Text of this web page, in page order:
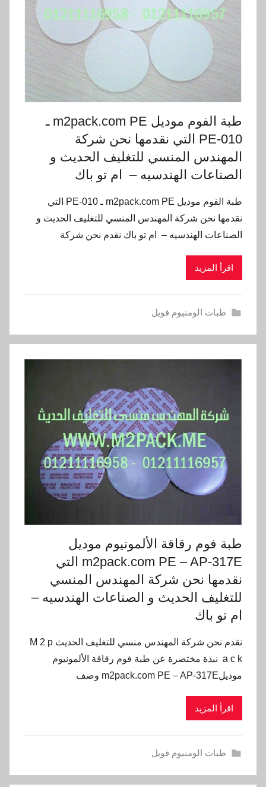
طبة الفوم موديل m2pack.com PE ـ
PE-010 التي نقدمها نحن شركة
المهندس المنسي للتغليف الحديث و
الصناعات الهندسيه – ام تو باك
طبة الفوم موديل m2pack.com PE ـ PE-010 التي
نقدمها نحن شركة المهندس المنسي للتغليف الحديث و
الصناعات الهندسيه – ام تو باك نقدم نحن شركة
اقرأ المزيد
طبات الومنيوم فويل
طبة فوم رقاقة الألمونيوم موديل
m2pack.com PE – AP-317E التي
نقدمها نحن شركة المهندس المنسي
للتغليف الحديث و الصناعات الهندسيه –
ام تو باك
نقدم نحن شركة المهندس منسي للتغليف الحديث M 2 p
a c k نبذة مختصرة عن طبة فوم رقاقة الألمونيوم
موديلm2pack.com PE – AP-317E وصف
اقرأ المزيد
طبات الومنيوم فويل